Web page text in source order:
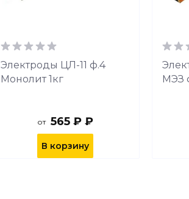
Электроды ЦЛ-11 ф.4
Монолит 1кг
от 565 ₽ ₽
В корзину
МЭЗ